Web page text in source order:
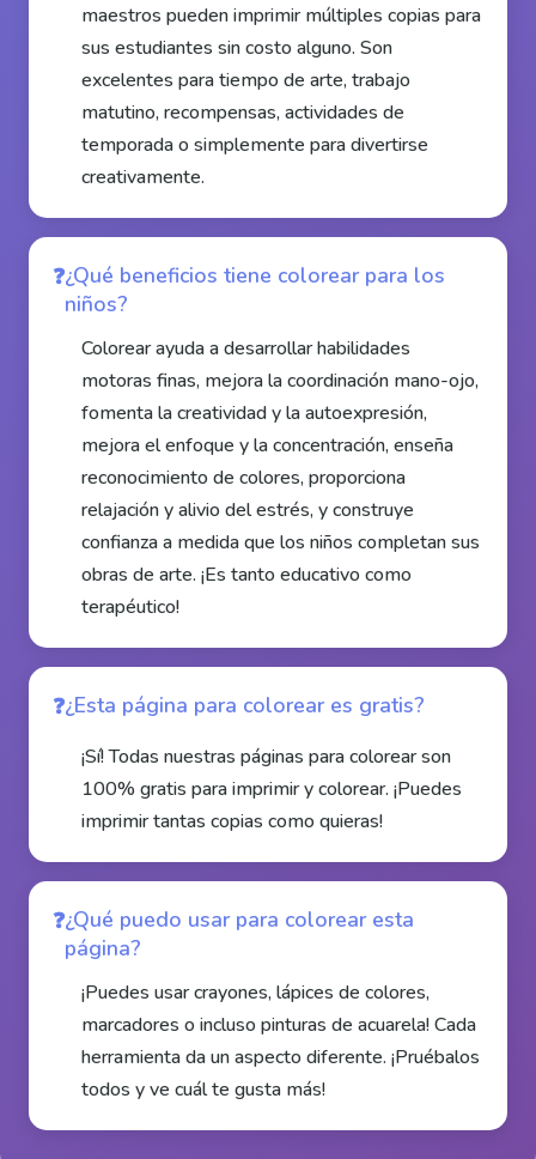
maestros pueden imprimir múltiples copias para
sus estudiantes sin costo alguno. Son
excelentes para tiempo de arte, trabajo
matutino, recompensas, actividades de
temporada o simplemente para divertirse
creativamente.
¿Qué beneficios tiene colorear para los
niños?
Colorear ayuda a desarrollar habilidades
motoras finas, mejora la coordinación mano-ojo,
fomenta la creatividad y la autoexpresión,
mejora el enfoque y la concentración, enseña
reconocimiento de colores, proporciona
relajación y alivio del estrés, y construye
confianza a medida que los niños completan sus
obras de arte. ¡Es tanto educativo como
terapéutico!
¿Esta página para colorear es gratis?
¡Sí! Todas nuestras páginas para colorear son
100% gratis para imprimir y colorear. ¡Puedes
imprimir tantas copias como quieras!
¿Qué puedo usar para colorear esta
página?
¡Puedes usar crayones, lápices de colores,
marcadores o incluso pinturas de acuarela! Cada
herramienta da un aspecto diferente. ¡Pruébalos
todos y ve cuál te gusta más!